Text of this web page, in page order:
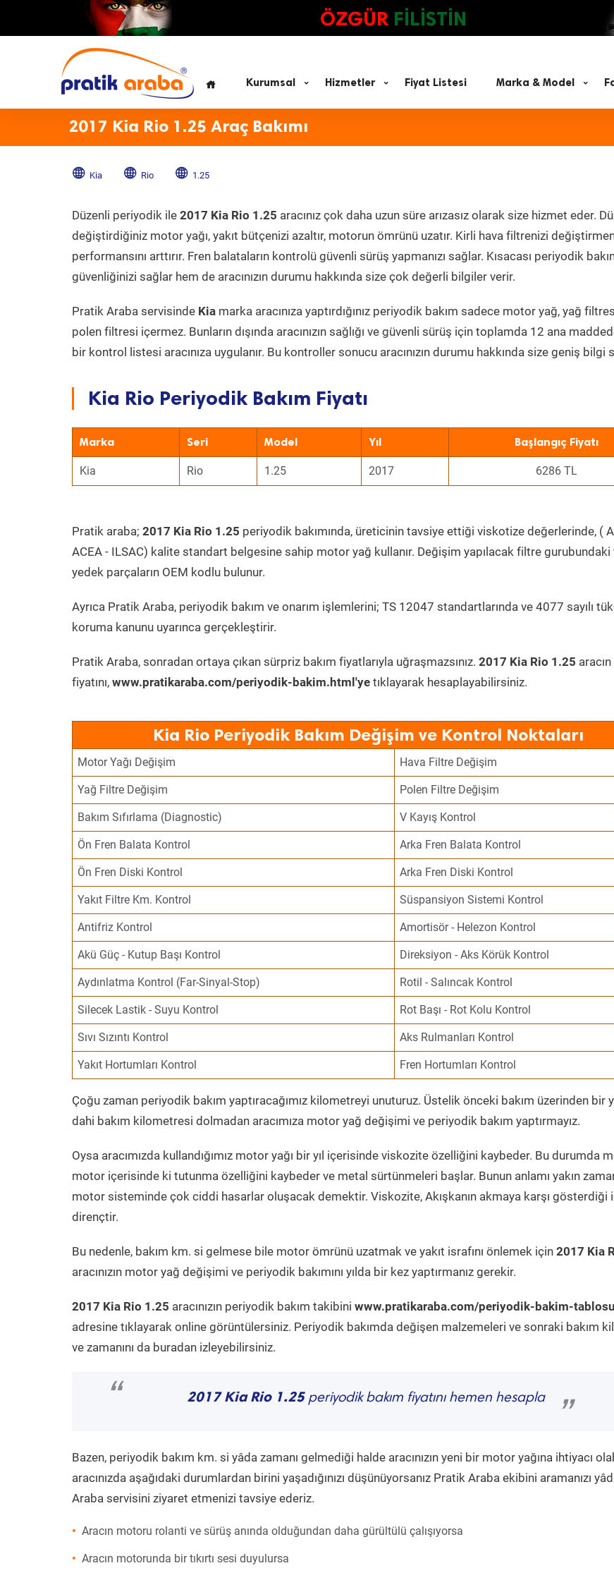
ÖZGÜR FİLİSTİN
Kurumsal Hizmetler Fiyat Listesi Marka & Model
2017 Kia Rio 1.25 Araç Bakımı
Kia Rio 1.25
Düzenli periyodik ile 2017 Kia Rio 1.25 aracınız çok daha uzun süre arızasız olarak size hizmet eder.
değiştirdiğiniz motor yağı, yakıt bütçenizi azaltır, motorun ömrünü uzatır. Kirli hava filtrenizi
performansını arttırır. Fren balataların kontrolü güvenli sürüş yapmanızı sağlar. Kısacası periyodik
güvenliğinizi sağlar hem de aracınızın durumu hakkında size çok değerli bilgiler verir.
Pratik Araba servisinde Kia marka aracınıza yaptırdığınız periyodik bakım sadece motor yağ, yağ
polen filtresi içermez. Bunların dışında aracınızın sağlığı ve güvenli sürüş için toplamda 12 ana
bir kontrol listesi aracınıza uygulanır. Bu kontroller sonucu aracınızın durumu hakkında size geniş bilgi
Kia Rio Periyodik Bakım Fiyatı
Marka Seri Model Yıl Başlangıç Fiyatı
Kia Rio 1.25 2017 6286 TL
Pratik araba; 2017 Kia Rio 1.25 periyodik bakımında, üreticinin tavsiye ettiği viskotize değerlerinde, (
ACEA - ILSAC) kalite standart belgesine sahip motor yağ kullanır. Değişim yapılacak filtre gurubundaki
yedek parçaların OEM kodlu bulunur.
Ayrıca Pratik Araba, periyodik bakım ve onarım işlemlerini; TS 12047 standartlarında ve 4077 sayılı
koruma kanunu uyarınca gerçekleştirir.
Pratik Araba, sonradan ortaya çıkan sürpriz bakım fiyatlarıyla uğraşmazsınız. 2017 Kia Rio 1.25
fiyatını, www.pratikaraba.com/periyodik-bakim.html'ye tıklayarak hesaplayabilirsiniz.
Kia Rio Periyodik Bakım Değişim ve Kontrol Noktaları
Motor Yağı Değişim Hava Filtre Değişim
Yağ Filtre Değişim Polen Filtre Değişim
Bakım Sıfırlama (Diagnostic) V Kayış Kontrol
Ön Fren Balata Kontrol Arka Fren Balata Kontrol
Ön Fren Diski Kontrol Arka Fren Diski Kontrol
Yakıt Filtre Km. Kontrol Süspansiyon Sistemi Kontrol
Antifriz Kontrol Amortisör - Helezon Kontrol
Akü Güç - Kutup Başı Kontrol Direksiyon - Aks Körük Kontrol
Aydınlatma Kontrol (Far-Sinyal-Stop) Rotil - Salıncak Kontrol
Silecek Lastik - Suyu Kontrol Rot Başı - Rot Kolu Kontrol
Sıvı Sızıntı Kontrol Aks Rulmanları Kontrol
Yakıt Hortumları Kontrol Fren Hortumları Kontrol
Çoğu zaman periyodik bakım yaptıracağımız kilometreyi unuturuz. Üstelik önceki bakım üzerinden bir
dahi bakım kilometresi dolmadan aracımıza motor yağ değişimi ve periyodik bakım yaptırmayız.
Oysa aracımızda kullandığımız motor yağı bir yıl içerisinde viskozite özelliğini kaybeder. Bu durumda
motor içerisinde ki tutunma özelliğini kaybeder ve metal sürtünmeleri başlar. Bunun anlamı yakın
motor sisteminde çok ciddi hasarlar oluşacak demektir. Viskozite, Akışkanın akmaya karşı gösterdiği
dirençtir.
Bu nedenle, bakım km. si gelmese bile motor ömrünü uzatmak ve yakıt israfını önlemek için 2017 Kia
aracınızın motor yağ değişimi ve periyodik bakımını yılda bir kez yaptırmanız gerekir.
2017 Kia Rio 1.25 aracınızın periyodik bakım takibini www.pratikaraba.com/periyodik-bakim-
adresine tıklayarak online görüntülersiniz. Periyodik bakımda değişen malzemeleri ve sonraki bakım
ve zamanını da buradan izleyebilirsiniz.
“ 2017 Kia Rio 1.25periyodik bakım fiyatını hemen hesapla
”
Bazen, periyodik bakım km. si yâda zamanı gelmediği halde aracınızın yeni bir motor yağına ihtiyacı
aracınızda aşağıdaki durumlardan birini yaşadığınızı düşünüyorsanız Pratik Araba ekibini aramanızı
Araba servisini ziyaret etmenizi tavsiye ederiz.
Aracın motoru rolanti ve sürüş anında olduğundan daha gürültülü çalışıyorsa
Aracın motorunda bir tıkırtı sesi duyulursa